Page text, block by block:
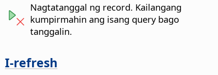
Nagtatanggal ng record. Kailangang
kumpirmahin ang isang query bago
tanggalin.
I-refresh